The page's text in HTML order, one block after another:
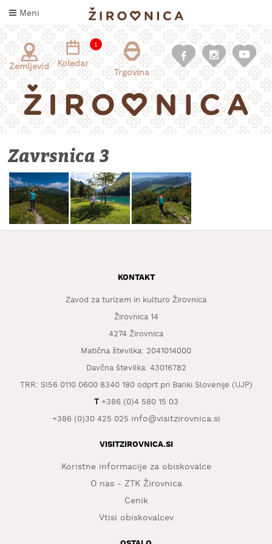
na
Meni
INFORMACIJE
ZA
OBISKOVALCE
Zemljevid
1
Koledar
Trgovina
Zavrsnica 3
KONTAKT
Zavod za turizem in kulturo Žirovnica
Žirovnica 14
4274 Žirovnica
Matična številka: 2041014000
Davčna številka: 43016782
TRR: SI56 0110 0600 8340 180 odprt pri Banki Slovenije (UJP)
T+386 (0)4 580 15 03
+386 (0)30 425 025 info@visitzirovnica.si
VISITZIROVNICA.SI
Koristne informacije za obiskovalce
O nas - ZTK Žirovnica
Cenik
Vtisi obiskovalcev